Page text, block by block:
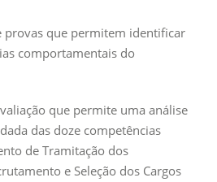
provas que permitem identificar
comportamentais do
que permite uma análise
das doze competências
de Tramitação dos
e Seleção dos Cargos